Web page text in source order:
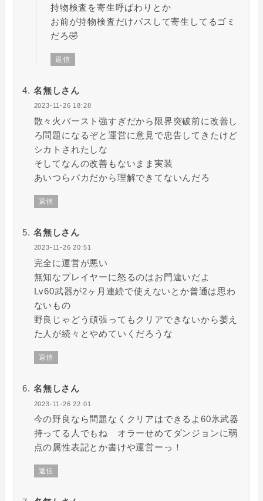
持物検査を寄生呼ばわりとか
お前が持物検査だけパスして寄生してるゴミ
だろ🤣
返信
名無しさん
2023-11-26 18:28
散々火バースト強すぎだから限界突破前に改善し
ろ問題になるぞと運営に意見で忠告してきたけど
シカトされたしな
そしてなんの改善もないまま実装
あいつらバカだから理解できてないんだろ
返信
名無しさん
2023-11-26 20:51
完全に運営が悪い
無知なプレイヤーに怒るのはお門違いだよ
Lv60武器が2ヶ月連続で使えないとか普通は思わ
ないもの
野良じゃどう頑張ってもクリアできないから萎え
た人が続々とやめていくだろうな
返信
名無しさん
2023-11-26 22:01
今の野良なら問題なくクリアはできるよ60氷武器
持ってる人でもね オラーせめてダンジョンに弱
点の属性表記とか書けや運営ーっ！
返信